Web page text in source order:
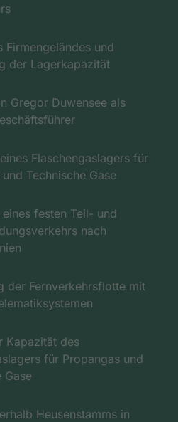
Firmengeländes und
der Lagerkapazität
Gregor Duwensee als
Flaschengaslagers für
Technische Gase
festen Teil- und
nach
der Fernverkehrsflotte mit
Kapazität des
für Propangas und
Gase
Heusenstamms in